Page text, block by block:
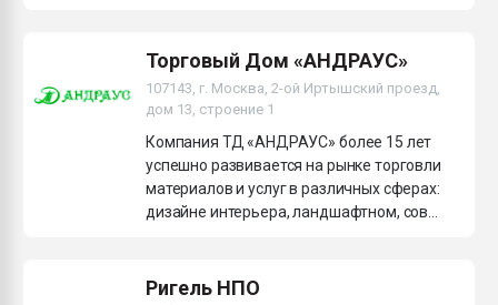
Торговый Дом «АНДРАУС»
107143, г. Москва, 2-ой Иртышский проезд,
дом 13, строение 1
Компания ТД «АНДРАУС» более 15 лет
успешно развивается на рынке торговли
материалов и услуг в различных сферах:
дизайне интерьера, ландшафтном, сов...
Ригель НПО